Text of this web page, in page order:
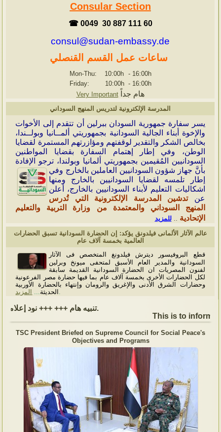
Consular Section
☎ 0049 30 887 111 60
consul@sudan-embassy.de
ساعات عمل القسم القنصلي
Mon-Thu: 10:00h - 16:00h
Friday: 10:00h - 16:00h
Very Important
هام جداً
المدرسة الإلكترونية لتدريس المنهج السوداني
يسر سفارة جمهورية السودان ببرلين أن تتقدم إلى الأخوات
والإخوة أبناء الجالية السودانية بجمهوريتي ألمــانيا وبولــندا،
بخالص الشكر والتقدير لوقفتهم ومؤازرتهم المستمرة لقضايا
الوطن، وفي إطار إهتمام السفارة بقضايا المواطنين
السودانيين المُقيمين بجمهوريتي ألمانيا وبولندا، ترجو الإفادة
بأنَّ جهاز شؤون السودانيين العاملين بالخارج وفي
إطار تلمسه لقضايا السودانيين بالخارج ومنها
اشكاليات التعليم لأبناء السودانيين بالخارج، أعلن
عنتدشين المدرسة الإلكترونية التي تُدرس
المنهج السوداني والمعتمدة من وزارة التربية والتعليم
الإتحادية ..للمزيد
عالم الآثار الألمانى فيلدونق يؤكد: إن الحضارة السودانية تسبق الحضارات
العالمية بخمسة آلاف عام
قطع البروفيسور ديترش فيلدونغ المتخصص فى الآثار
السودانية والمدير العام الأسبق لمتحفى ميونخ وبرلين
لفنون المصريات ان الحضارة السودانية القديمة سابقة
لكل الحضارات الأخرى بخمسة آلاف عام بما فيها حضارة مصر الفرعونية
وحضارات الشرق الأدنى والإغريق والرومان وإنتهاء بالحضارة الأوربية
الحديثة
المزيد
This is to inform,
TSC President Briefed on Supreme Council for Social Peace's
Objectives and Programs